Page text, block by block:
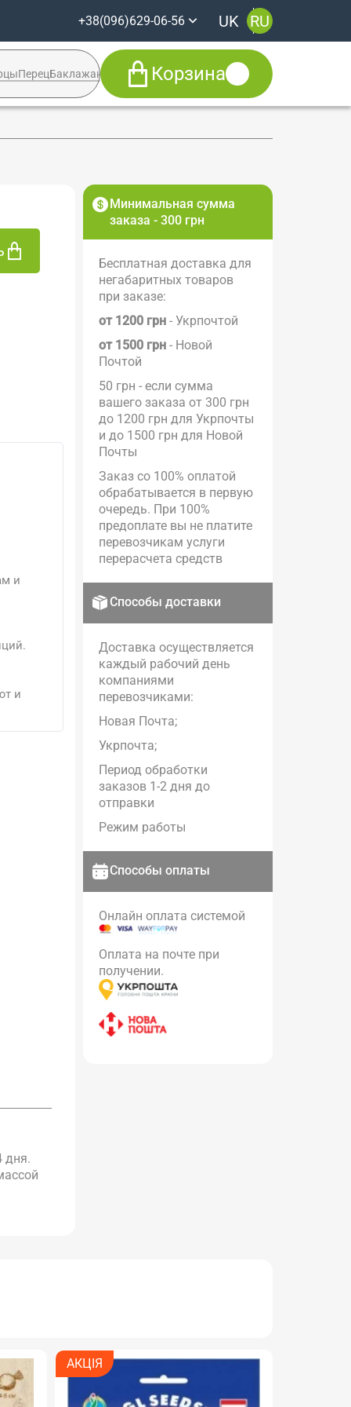
+38(096)629-06-56 UK RU
ПерецБаклажан Кабачок Syngenta
Корзина
и
и
Минимальная сумма
заказа - 300 грн
Бесплатная доставка для
негабаритных товаров
при заказе:
от 1200 грн - Укрпочтой
от 1500 грн - Новой
Почтой
50 грн - если сумма
вашего заказа от 300 грн
до 1200 грн для Укрпочты
и до 1500 грн для Новой
Почты
Заказ со 100% оплатой
обрабатывается в первую
очередь. При 100%
предоплате вы не платите
перевозчикам услуги
перерасчета средств
Способы доставки
Доставка осуществляется
каждый рабочий день
компаниями
перевозчиками:
Новая Почта;
Укрпочта;
Период обработки
заказов 1-2 дня до
отправки
Режим работы
Способы оплаты
Онлайн оплата системой
Оплата на почте при
получении.
дня.
РОЗПРОДАЖ